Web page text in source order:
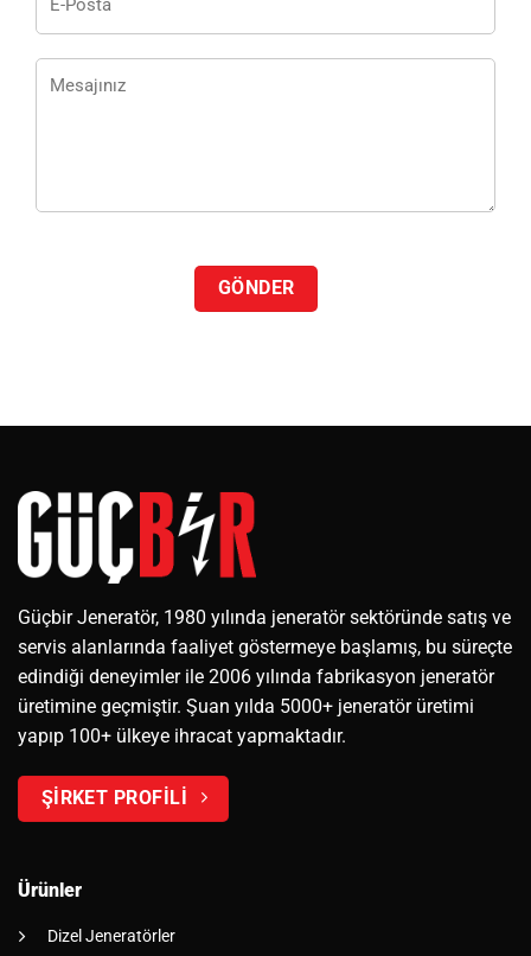
Güçbir Jeneratör, 1980 yılında jeneratör sektöründe satış ve
servis alanlarında faaliyet göstermeye başlamış, bu süreçte
edindiği deneyimler ile 2006 yılında fabrikasyon jeneratör
üretimine geçmiştir. Şuan yılda 5000+ jeneratör üretimi
yapıp 100+ ülkeye ihracat yapmaktadır.
ŞİRKET PROFİLİ
Ürünler
Dizel Jeneratörler